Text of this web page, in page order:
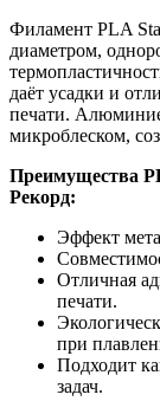
Филамент PLA
диаметром,
даёт усадки и
печати.
микроблеском,
Преимущества
Рекорд:
Эффект
Отличная
печати.
при
Подходит
задач.